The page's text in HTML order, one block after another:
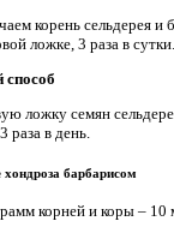
корень сельдерея
ложке, 3 раза в сутки.
способ
ложку семян
раза в день.
хондроза барбарисом
корней и коры – 10